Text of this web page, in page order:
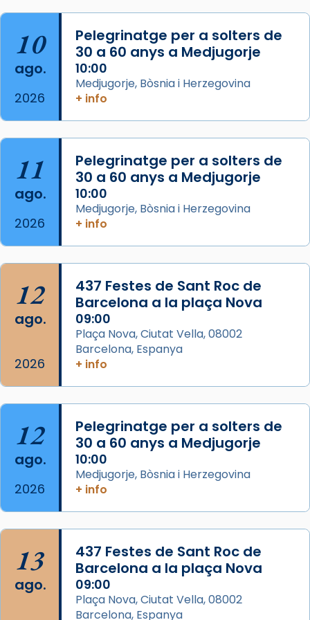
col·laboradors, a la Catedral de Barcelona.
L’arquebisbe de Barcelona, el cardenal Joan
Josep Omella, ha presidit la missa i l’ha
concelebrat el bisbe auxiliar de Barcelona,
Mons. David Abadías.
📸 Dr. G. Simón
Foto
View on Facebook · Share
Arquebisbat de Barcelona
2 weeks ago
Acompanyant la història de sant Cugat, a
partir de l’Edat Mitjana sorgeix la tradició
que les santes Juliana (“relatiu a Júlia”) i
Semproniana (“relatiu a Semprònia =
eterna”) són deixebles seves. I l’any 1667, el
frare Joan Gaspar Roig, afirma en una obra
que les santes són filles de l’antiga Iluro.
Mataró en reivindicarà les relíq
Foto
View on Facebook ·
10
ago.
2026
Pelegrinatge per a solters de
30 a 60 anys a Medjugorje
10:00
Medjugorje, Bòsnia i Herzegovina
+ info
11
ago.
2026
Pelegrinatge per a solters de
30 a 60 anys a Medjugorje
10:00
Medjugorje, Bòsnia i Herzegovina
+ info
12
ago.
2026
437 Festes de Sant Roc de
Barcelona a la plaça Nova
09:00
Plaça Nova, Ciutat Vella, 08002
Barcelona, Espanya
+ info
12
ago.
2026
Pelegrinatge per a solters de
30 a 60 anys a Medjugorje
10:00
Medjugorje, Bòsnia i Herzegovina
+ info
13
ago.
437 Festes de Sant Roc de
Barcelona a la plaça Nova
09:00
Plaça Nova, Ciutat Vella, 08002
Barcelona, Espanya